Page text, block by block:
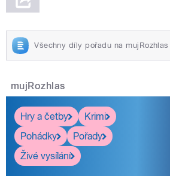
Všechny díly pořadu na mujRozhlas
mujRozhlas
Hry a četby
Krimi
Pohádky
Pořady
Živé vysílání